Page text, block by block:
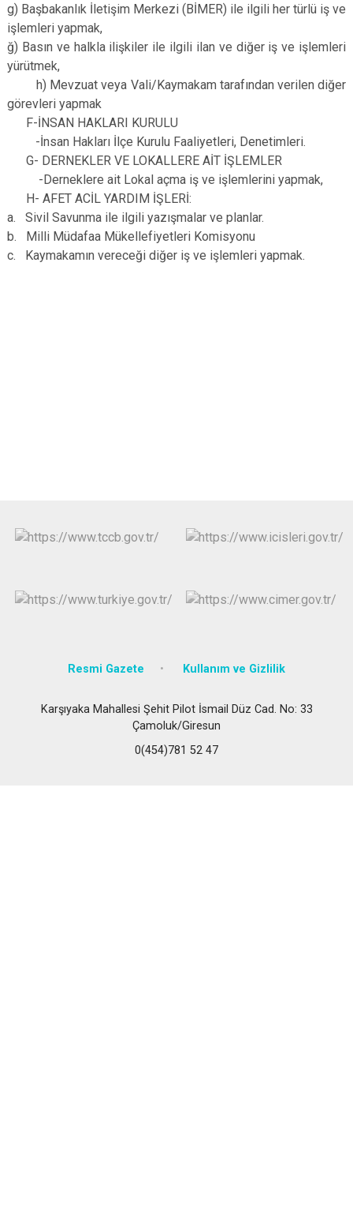
g) Başbakanlık İletişim Merkezi (BİMER) ile ilgili her türlü iş ve
işlemleri yapmak,
ğ) Basın ve halkla ilişkiler ile ilgili ilan ve diğer iş ve işlemleri
yürütmek,
h) Mevzuat veya Vali/Kaymakam tarafından verilen diğer
görevleri yapmak
F-İNSAN HAKLARI KURULU
-İnsan Hakları İlçe Kurulu Faaliyetleri, Denetimleri.
G- DERNEKLER VE LOKALLERE AİT İŞLEMLER
-Derneklere ait Lokal açma iş ve işlemlerini yapmak,
H- AFET ACİL YARDIM İŞLERİ:
a. Sivil Savunma ile ilgili yazışmalar ve planlar.
b. Milli Müdafaa Mükellefiyetleri Komisyonu
c. Kaymakamın vereceği diğer iş ve işlemleri yapmak.
Resmi Gazete Kullanım ve Gizlilik
Karşıyaka Mahallesi Şehit Pilot İsmail Düz Cad. No: 33
Çamoluk/Giresun
0(454)781 52 47